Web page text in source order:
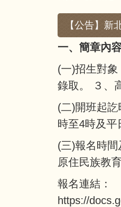
【公告】新
一、簡章內
(一)招生對
錄取。 ３、
(二)開班起
時至4時及平
(三)報名時
原住民族教
報名連結：
https://